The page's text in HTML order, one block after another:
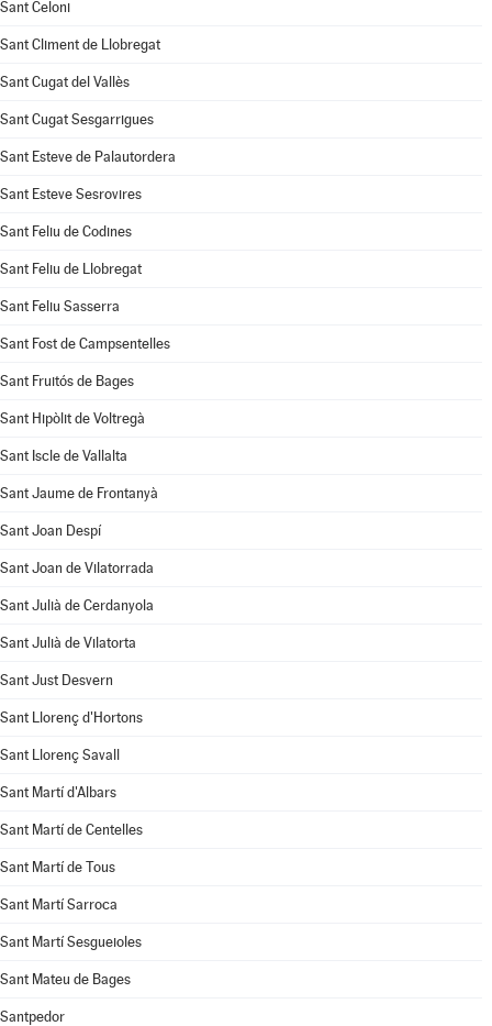
Sant Celoni
Sant Climent de Llobregat
Sant Cugat del Vallès
Sant Cugat Sesgarrigues
Sant Esteve de Palautordera
Sant Esteve Sesrovires
Sant Feliu de Codines
Sant Feliu de Llobregat
Sant Feliu Sasserra
Sant Fost de Campsentelles
Sant Fruitós de Bages
Sant Hipòlit de Voltregà
Sant Iscle de Vallalta
Sant Jaume de Frontanyà
Sant Joan Despí
Sant Joan de Vilatorrada
Sant Julià de Cerdanyola
Sant Julià de Vilatorta
Sant Just Desvern
Sant Llorenç d'Hortons
Sant Llorenç Savall
Sant Martí d'Albars
Sant Martí de Centelles
Sant Martí de Tous
Sant Martí Sarroca
Sant Martí Sesgueioles
Sant Mateu de Bages
Santpedor